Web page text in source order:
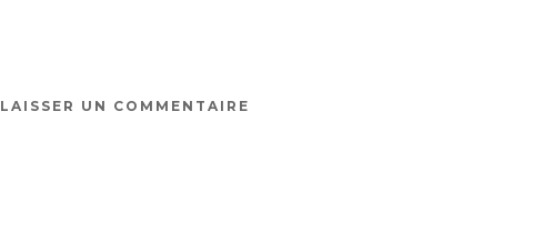
LAISSER UN COMMENTAIRE